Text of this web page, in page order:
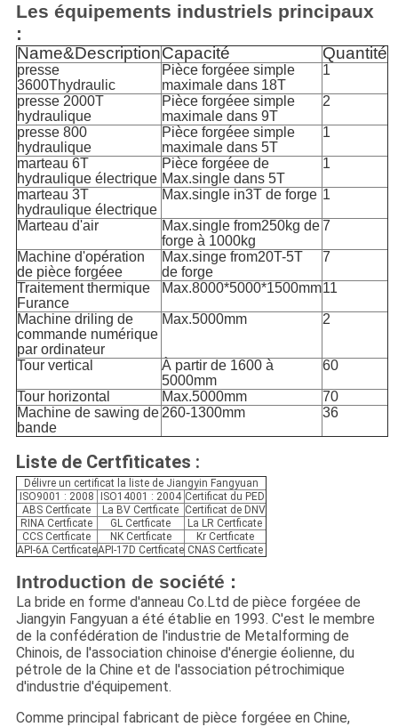
Les équipements industriels principaux
:
Name&DescriptionCapacité Quantité
presse
3600Thydraulic
Pièce forgéee simple
maximale dans 18T
1
presse 2000T
hydraulique
Pièce forgéee simple
maximale dans 9T
2
presse 800
hydraulique
Pièce forgéee simple
maximale dans 5T
1
marteau 6T
hydraulique électrique
Pièce forgéee de
Max.single dans 5T
1
marteau 3T
hydraulique électrique
Max.single in3T de forge 1
Marteau d'air
Max.single from250kg de
forge à 1000kg
7
Machine d'opération
de pièce forgéee
Max.singe from20T-5T
de forge
7
Traitement thermique
Furance
Max.8000*5000*1500mm11
Machine driling de
commande numérique
par ordinateur
Max.5000mm 2
Tour vertical
À partir de 1600 à
5000mm
60
Tour horizontal Max.5000mm
70
Machine de sawing de
bande
260-1300mm 36
Liste de Certfiticates :
Délivre un certificat la liste de Jiangyin Fangyuan
ISO9001 : 2008
ISO14001 : 2004 Certificat du PED
ABS Certficate
La BV Certficate Certificat de DNV
RINA Certficate
GL Certficate
La LR Certficate
CCS Certficate
NK Certficate
Kr Certficate
API-6A CertficateAPI-17D Certficate CNAS Certficate
Introduction de société :
La bride en forme d'anneau Co.Ltd de pièce forgéee de
Jiangyin Fangyuan a été établie en 1993. C'est le membre
de la confédération de l'industrie de Metalforming de
Chinois, de l'association chinoise d'énergie éolienne, du
pétrole de la Chine et de l'association pétrochimique
d'industrie d'équipement.
Comme principal fabricant de pièce forgéee en Chine,